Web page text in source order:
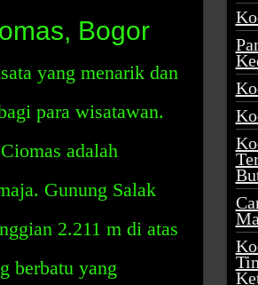
Bogor
yang menarik dan
para wisatawan.
adalah
Gunung Salak
2.211 m di atas
berbatu yang